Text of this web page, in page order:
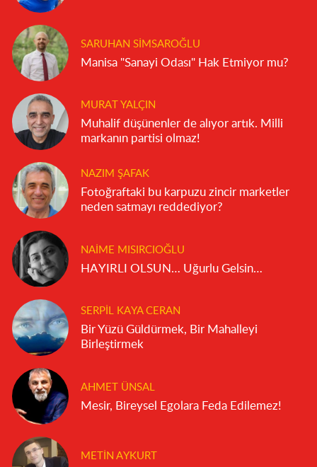
SARUHAN SIMSAROĞLU
Manisa "Sanayi Odası" Hak Etmiyor mu?
MURAT YALÇIN
Muhalif düşünenler de alıyor artık. Milli
markanın partisi olmaz!
NAZIM ŞAFAK
Fotoğraftaki bu karpuzu zincir marketler
neden satmayı reddediyor?
NAIME MISIRCIOĞLU
HAYIRLI OLSUN… Uğurlu Gelsin…
SERPIL KAYA CERAN
Bir Yüzü Güldürmek, Bir Mahalleyi
Birleştirmek
AHMET ÜNSAL
Mesir, Bireysel Egolara Feda Edilemez!
METIN AYKURT